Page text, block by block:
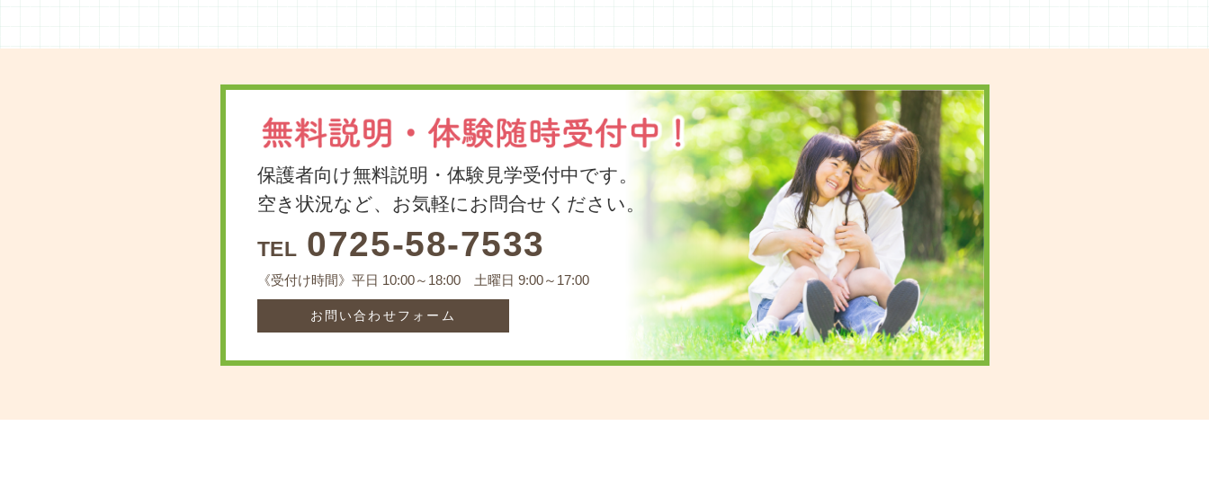
保護者向け無料説明・体験見学受付中です。
​空き状況など、お気軽にお問合せください。
TEL 0725-58-7533
《受付け時間》​平日 10:00～18:00 土曜日 9:00～17:00
お問い合わせフォーム